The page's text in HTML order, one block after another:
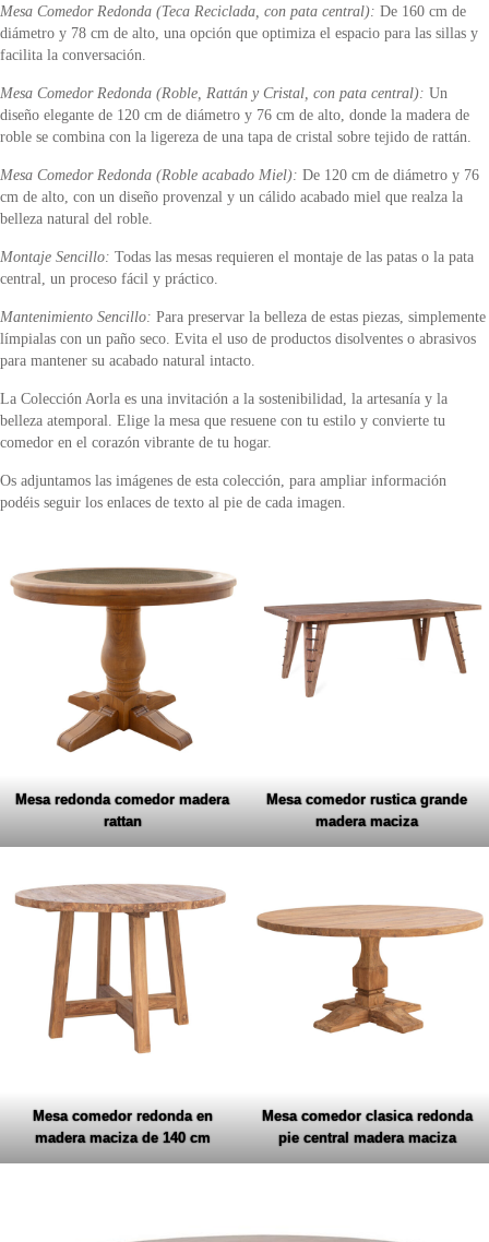
Mesa Comedor Redonda (Teca Reciclada, con pata central): De 160 cm de
diámetro y 78 cm de alto, una opción que optimiza el espacio para las sillas y
facilita la conversación.
Mesa Comedor Redonda (Roble, Rattán y Cristal, con pata central): Un
diseño elegante de 120 cm de diámetro y 76 cm de alto, donde la madera de
roble se combina con la ligereza de una tapa de cristal sobre tejido de rattán.
Mesa Comedor Redonda (Roble acabado Miel): De 120 cm de diámetro y 76
cm de alto, con un diseño provenzal y un cálido acabado miel que realza la
belleza natural del roble.
Montaje Sencillo: Todas las mesas requieren el montaje de las patas o la pata
central, un proceso fácil y práctico.
Mantenimiento Sencillo: Para preservar la belleza de estas piezas, simplemente
límpialas con un paño seco. Evita el uso de productos disolventes o abrasivos
para mantener su acabado natural intacto.
La Colección Aorla es una invitación a la sostenibilidad, la artesanía y la
belleza atemporal. Elige la mesa que resuene con tu estilo y convierte tu
comedor en el corazón vibrante de tu hogar.
Os adjuntamos las imágenes de esta colección, para ampliar información
podéis seguir los enlaces de texto al pie de cada imagen.
Mesa redonda comedor madera
rattan
Mesa comedor rustica grande
madera maciza
Mesa comedor redonda en
madera maciza de 140 cm
Mesa comedor clasica redonda
pie central madera maciza